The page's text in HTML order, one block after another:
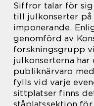
Siffror talar för
till julkonserter på
imponerande.
genomförd av
forskningsgrupp
julkonserterna
publiknärvaro
fylls vid varje
sittplatser finns